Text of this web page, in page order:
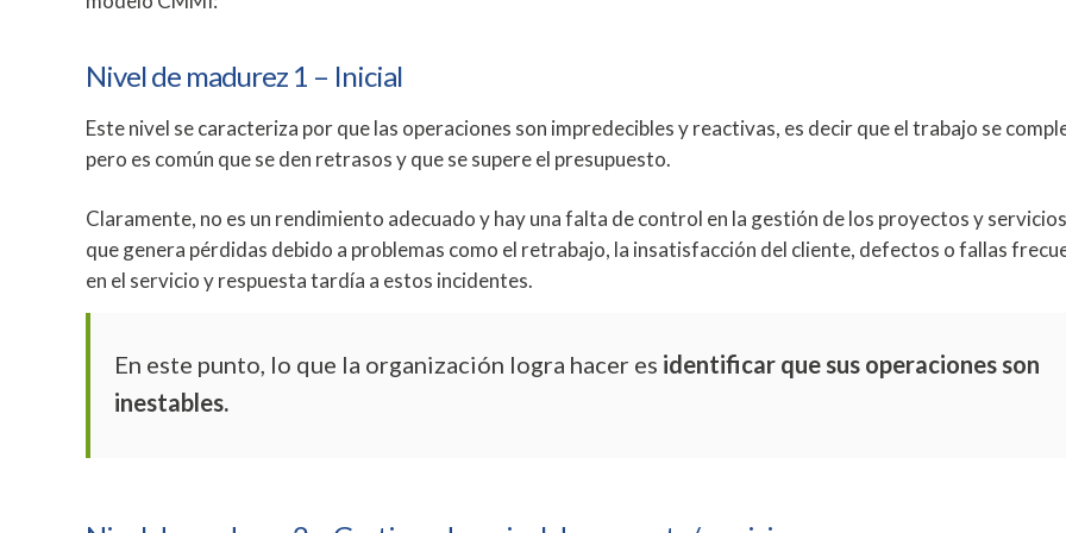
Nivel de madurez 1 – Inicial
Este nivel se caracteriza por que las operaciones son impredecibles y reactivas, es decir que el trabajo se
pero es común que se den retrasos y que se supere el presupuesto.
Claramente, no es un rendimiento adecuado y hay una falta de control en la gestión de los proyectos y
que genera pérdidas debido a problemas como el retrabajo, la insatisfacción del cliente, defectos o fallas
en el servicio y respuesta tardía a estos incidentes.
En este punto, lo que la organización logra hacer es identificar que sus operaciones son
inestables.